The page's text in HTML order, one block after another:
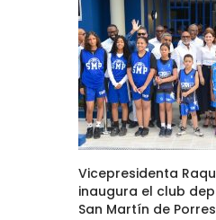
Vicepresidenta
inaugura el club
San Martín de